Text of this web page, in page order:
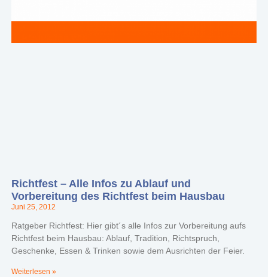
Richtfest – Alle Infos zu Ablauf und
Vorbereitung des Richtfest beim Hausbau
Juni 25, 2012
Ratgeber Richtfest: Hier gibt´s alle Infos zur Vorbereitung aufs
Richtfest beim Hausbau: Ablauf, Tradition, Richtspruch,
Geschenke, Essen & Trinken sowie dem Ausrichten der Feier.
Weiterlesen »